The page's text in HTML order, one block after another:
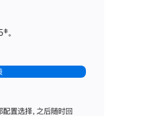
。
置选择，之后随时回